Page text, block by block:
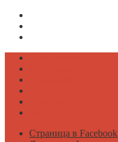
Страница в Facebook